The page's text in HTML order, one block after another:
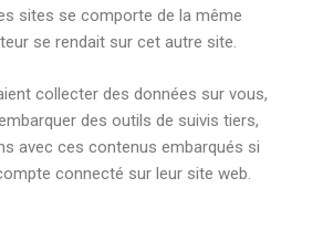
sites se comporte de la même
se rendait sur cet autre site.
collecter des données sur vous,
des outils de suivis tiers,
avec ces contenus embarqués si
connecté sur leur site web.